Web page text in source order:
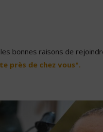
bonnes raisons de
près de chez vous".